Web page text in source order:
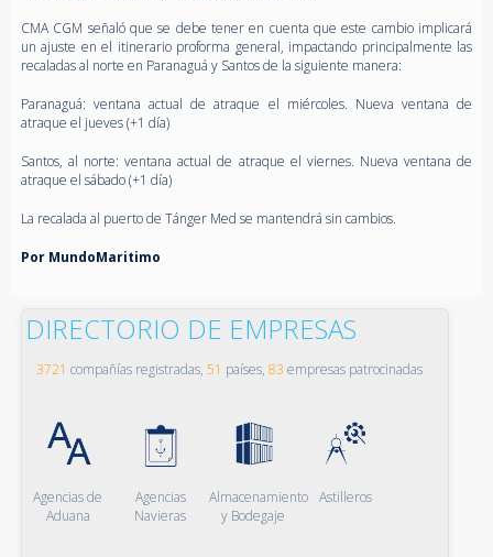
CMA CGM señaló que se debe tener en cuenta que este cambio implicará
un ajuste en el itinerario proforma general, impactando principalmente las
recaladas al norte en Paranaguá y Santos de la siguiente manera:
Paranaguá: ventana actual de atraque el miércoles. Nueva ventana de
atraque el jueves (+1 día)
Santos, al norte: ventana actual de atraque el viernes. Nueva ventana de
atraque el sábado (+1 día)
La recalada al puerto de Tánger Med se mantendrá sin cambios.
Por MundoMaritimo
DIRECTORIO DE EMPRESAS
3721 compañías registradas, 51 países, 83 empresas patrocinadas
Agencias de
Aduana
Agencias
Navieras
Almacenamiento
y Bodegaje
Astilleros